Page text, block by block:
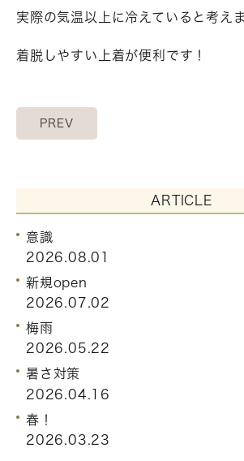
実際の気温以上に冷えていると考え
着脱しやすい上着が便利です！
PREV
ARTICLE
意識
2026.08.01
新規open
2026.07.02
梅雨
2026.05.22
暑さ対策
2026.04.16
春！
2026.03.23